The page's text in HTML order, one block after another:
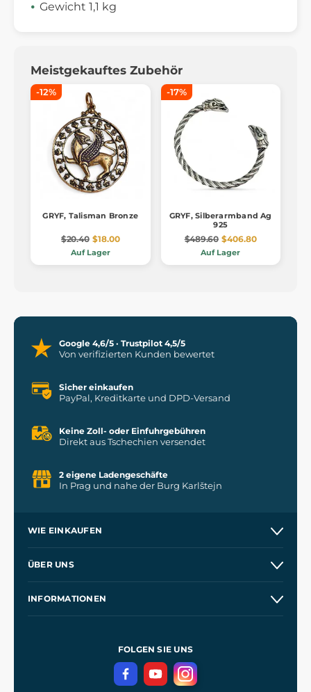
Gewicht 1,1 kg
Meistgekauftes Zubehör
-12%
GRYF, Talisman Bronze
$20.40 $18.00
Auf Lager
-17%
GRYF, Silberarmband Ag
925
$489.60 $406.80
Auf Lager
Google 4,6/5 · Trustpilot 4,5/5
Von verifizierten Kunden bewertet
Sicher einkaufen
PayPal, Kreditkarte und DPD-Versand
Keine Zoll- oder Einfuhrgebühren
Direkt aus Tschechien versendet
2 eigene Ladengeschäfte
In Prag und nahe der Burg Karlštejn
WIE EINKAUFEN
Kontakt
ÜBER UNS
INFORMATIONEN
DatenschutzerklärungFOLGEN SIE UNS